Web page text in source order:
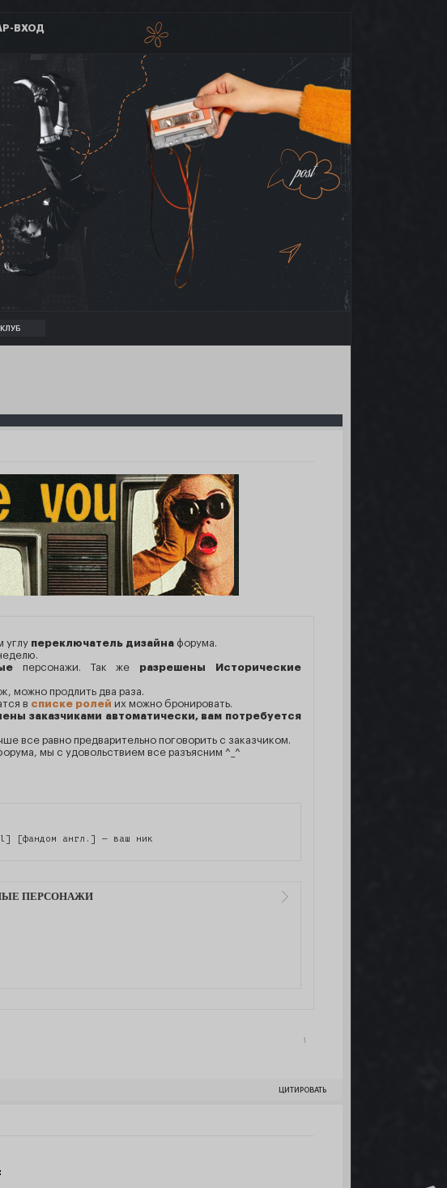
ВХОД
углу переключатель дизайна форума.
персонажи. Так же разрешены Исторические
можно продлить два раза.
в списке ролей их можно бронировать.
заказчиками автоматически, вам потребуется
все равно предварительно поговорить с заказчиком.
мы с удовольствием все разъясним ^_^
[фандом англ.] — ваш ник
ПЕРСОНАЖИ
1
ЦИТИРОВАТЬ